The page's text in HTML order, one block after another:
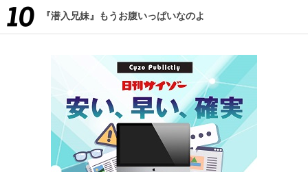
『潜入兄妹』もうお腹いっぱいなのよ